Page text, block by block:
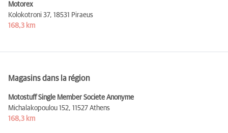
Motorex
Kolokotroni 37, 18531 Piraeus
168,3 km
Magasins dans la région
Motostuff Single Member Societe Anonyme
Michalakopoulou 152, 11527 Athens
168,3 km